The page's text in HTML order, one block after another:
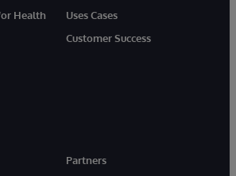
Health
Uses Cases
Customer Success
Partners